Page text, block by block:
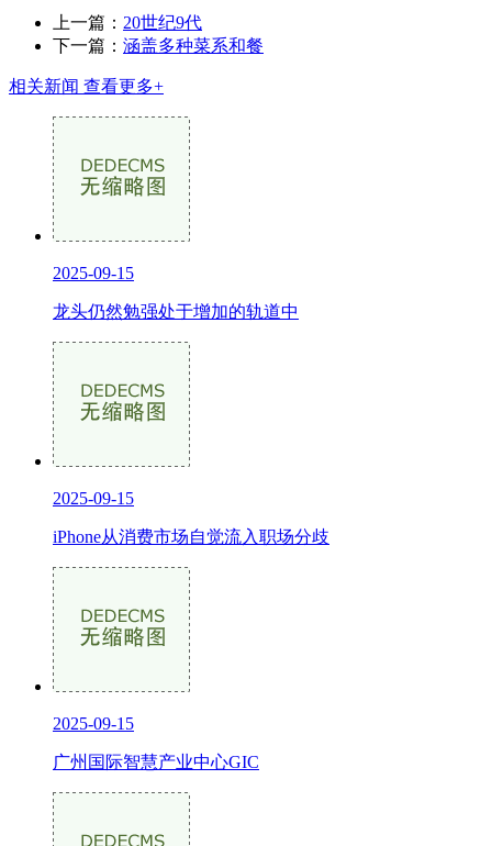
上一篇： 20世纪9代
下一篇： 涵盖多种菜系和餐
相关新闻 查看更多+
2025-09-15
龙头仍然勉强处于增加的轨道中
2025-09-15
iPhone从消费市场自觉流入职场分歧
2025-09-15
广州国际智慧产业中心GIC